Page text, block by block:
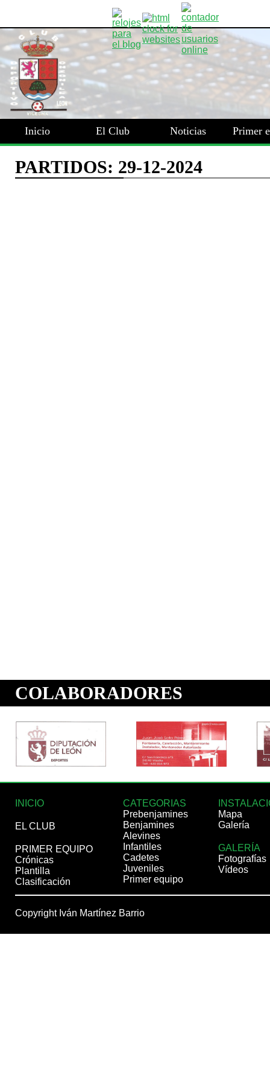
Inicio El Club Noticias Primer
INICIO
EL CLUB
PRIMER EQUIPO
Crónicas
Plantilla
Clasificación
CATEGORIAS
Prebenjamines
Benjamines
Alevines
Infantiles
Cadetes
Juveniles
Primer equipo
Mapa
Galería
GALERÍA
Fotografías
Vídeos
Copyright Iván Martínez Barrio